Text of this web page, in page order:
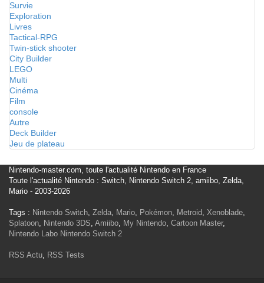
Survie
Exploration
Livres
Tactical-RPG
Twin-stick shooter
City Builder
LEGO
Multi
Cinéma
Film
console
Autre
Deck Builder
Jeu de plateau
Nintendo-master.com, toute l'actualité Nintendo en France
Toute l'actualité Nintendo : Switch, Nintendo Switch 2, amiibo, Zelda,
Mario - 2003-2026
Tags : Nintendo Switch, Zelda, Mario, Pokémon, Metroid, Xenoblade,
Splatoon, Nintendo 3DS, Amiibo, My Nintendo, Cartoon Master,
Nintendo Labo Nintendo Switch 2
RSS Actu, RSS Tests